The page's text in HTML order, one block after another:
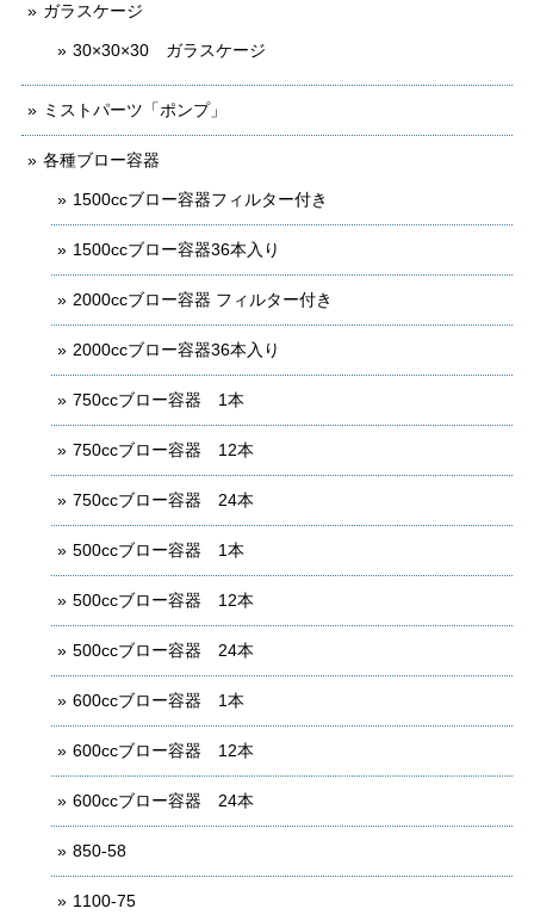
ガラスケージ
30×30×30 ガラスケージ
ミストパーツ「ポンプ」
各種ブロー容器
1500ccブロー容器フィルター付き
1500ccブロー容器36本入り
2000ccブロー容器 フィルター付き
2000ccブロー容器36本入り
750ccブロー容器 1本
750ccブロー容器 12本
750ccブロー容器 24本
500ccブロー容器 1本
500ccブロー容器 12本
500ccブロー容器 24本
600ccブロー容器 1本
600ccブロー容器 12本
600ccブロー容器 24本
850-58
1100-75